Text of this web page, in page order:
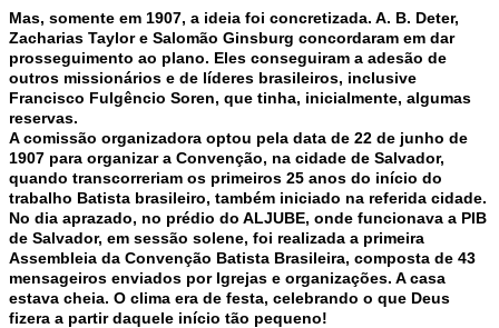
Mas, somente em 1907, a ideia foi concretizada. A. B. Deter,
Zacharias Taylor e Salomão Ginsburg concordaram em dar
prosseguimento ao plano. Eles conseguiram a adesão de
outros missionários e de líderes brasileiros, inclusive
Francisco Fulgêncio Soren, que tinha, inicialmente, algumas
reservas.
A comissão organizadora optou pela data de 22 de junho de
1907 para organizar a Convenção, na cidade de Salvador,
quando transcorreriam os primeiros 25 anos do início do
trabalho Batista brasileiro, também iniciado na referida cidade.
No dia aprazado, no prédio do ALJUBE, onde funcionava a PIB
de Salvador, em sessão solene, foi realizada a primeira
Assembleia da Convenção Batista Brasileira, composta de 43
mensageiros enviados por Igrejas e organizações. A casa
estava cheia. O clima era de festa, celebrando o que Deus
fizera a partir daquele início tão pequeno!